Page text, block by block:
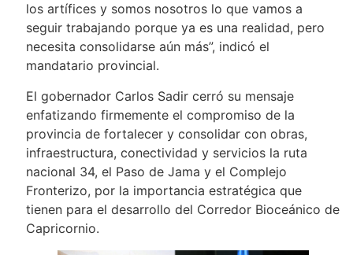
los artífices y somos nosotros lo que vamos a
seguir trabajando porque ya es una realidad, pero
necesita consolidarse aún más”, indicó el
mandatario provincial.
El gobernador Carlos Sadir cerró su mensaje
enfatizando firmemente el compromiso de la
provincia de fortalecer y consolidar con obras,
infraestructura, conectividad y servicios la ruta
nacional 34, el Paso de Jama y el Complejo
Fronterizo, por la importancia estratégica que
tienen para el desarrollo del Corredor Bioceánico de
Capricornio.